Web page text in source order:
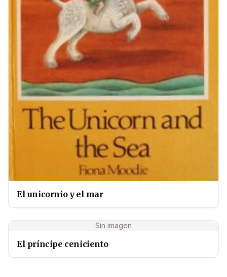
El unicornio y el mar
Sin imagen
El príncipe ceniciento